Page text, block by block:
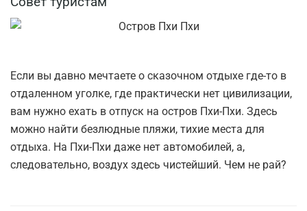
Если вы давно мечтаете о сказочном отдыхе где-то в
отдаленном уголке, где практически нет цивилизации,
вам нужно ехать в отпуск на остров Пхи-Пхи. Здесь
можно найти безлюдные пляжи, тихие места для
отдыха. На Пхи-Пхи даже нет автомобилей, а,
следовательно, воздух здесь чистейший. Чем не рай?